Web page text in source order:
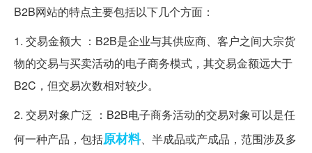
B2B网站的特点主要包括以下几个方面：
1. 交易金额大 ：B2B是企业与其供应商、客户之间大宗货
物的交易与买卖活动的电子商务模式，其交易金额远大于
B2C，但交易次数相对较少。
2. 交易对象广泛 ：B2B电子商务活动的交易对象可以是任
何一种产品，包括原材料、半成品或产成品，范围涉及多